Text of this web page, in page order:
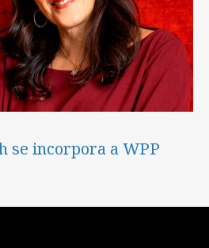
se incorpora a WPP